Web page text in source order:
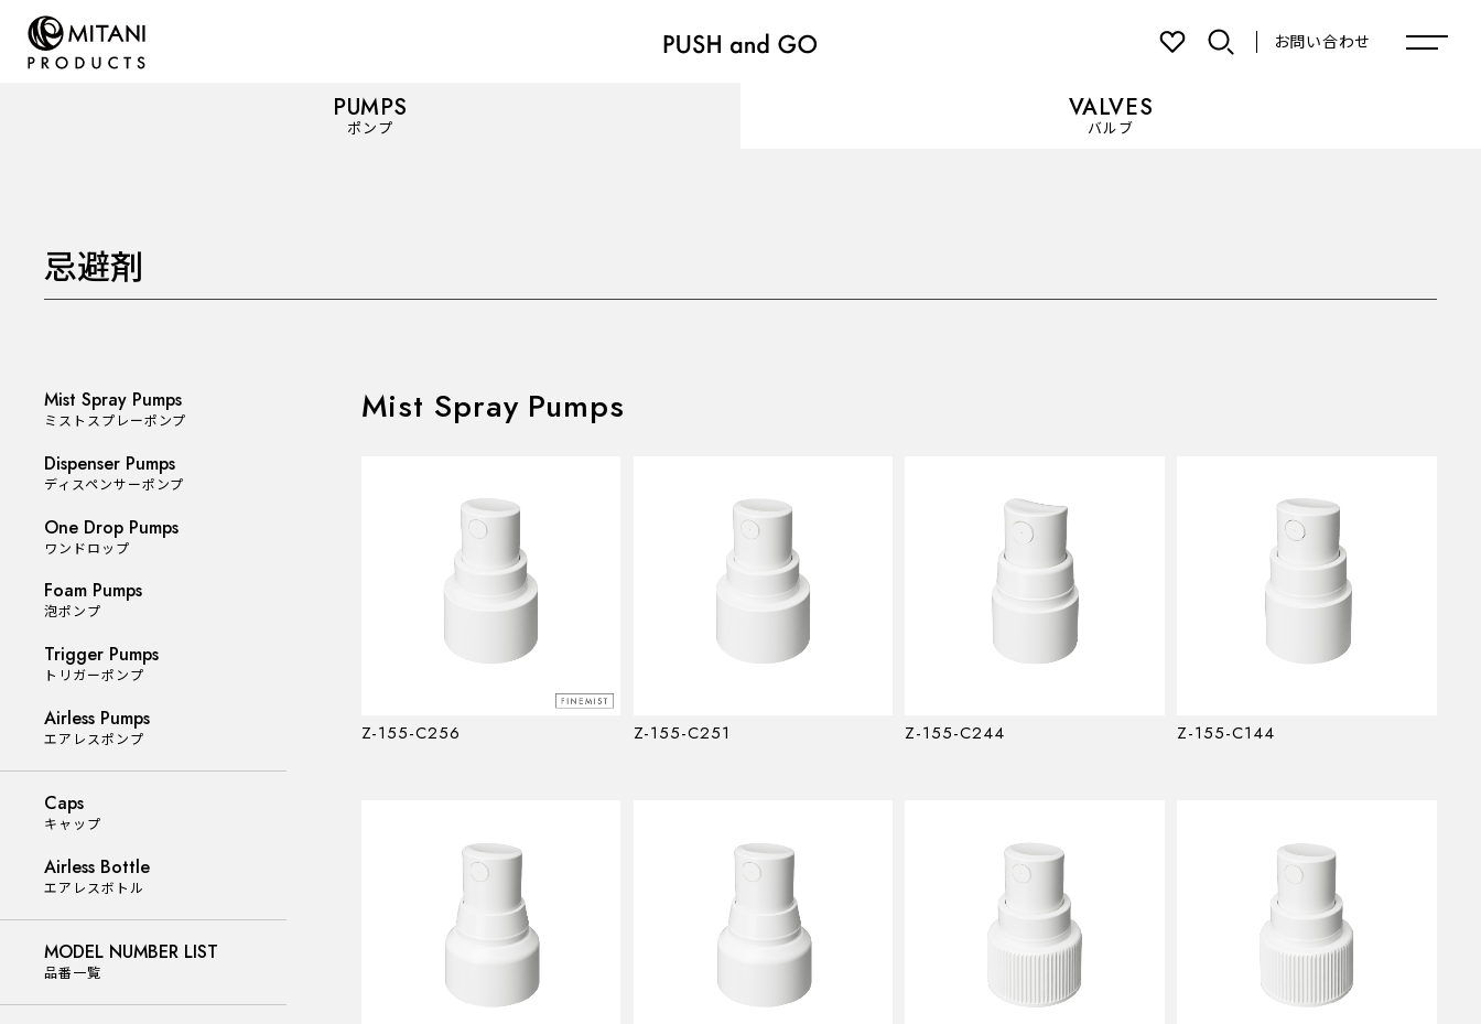
お問い合わせ
PUMPS
ミストスプレーポンプ
ディスペンサーポンプ
One Drop Pumps
トリガーポンプ
キャップ
エアレスボトル
PUMPS
ポンプ
VALVES
バルブ
忌避剤
Mist Spray Pumps
ミストスプレーポンプ
Dispenser Pumps
ディスペンサーポンプ
One Drop Pumps
ワンドロップ
Foam Pumps
泡ポンプ
Trigger Pumps
トリガーポンプ
Airless Pumps
エアレスポンプ
Caps
キャップ
Airless Bottle
エアレスボトル
MODEL NUMBER LIST
品番一覧
Mist Spray Pumps
Z-155-C256 Z-155-C251 Z-155-C244 Z-155-C144